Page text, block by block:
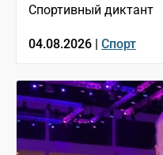
Спортивный диктант
04.08.2026 | Спорт